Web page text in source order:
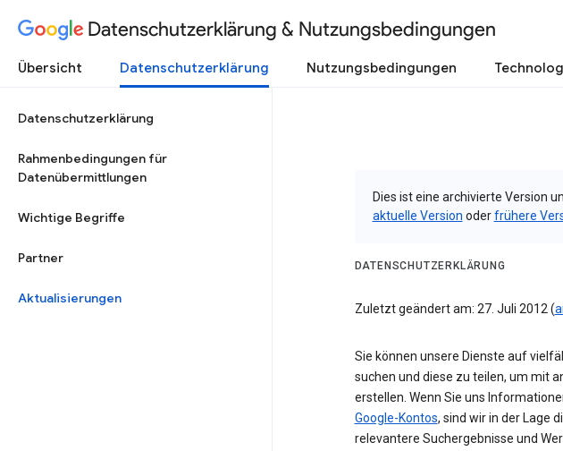
Datenschutzerklärung & Nutzungsbedingungen
Übersicht Datenschutzerklärung Nutzungsbedingungen
Datenschutzerklärung
Rahmenbedingungen für
Datenübermittlungen
Wichtige Begriffe
Partner
Aktualisierungen
Dies ist eine archivierte Version
aktuelle Version oderfrühere
DATENSCHUTZERKLÄRUNG
Zuletzt geändert am: 27. Juli 2012 (
Sie können unsere Dienste auf
suchen und diese zu teilen, um mit
erstellen. Wenn Sie uns
Google-Kontos, sind wir in der Lage
relevantere Suchergebnisse und